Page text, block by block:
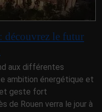
découvrez le futur
aux différentes
ambition énergétique et
geste fort
de Rouen verra le jour à